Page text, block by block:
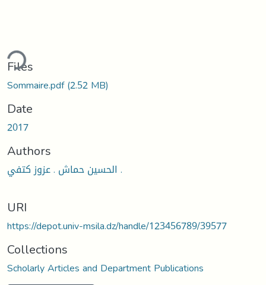
Files
Sommaire.pdf(2.52 MB)
Date
2017
Authors
الحسين حماش . عزوز كتفي .
URI
https://depot.univ-msila.dz/handle/123456789/39577
Collections
Scholarly Articles and Department Publications